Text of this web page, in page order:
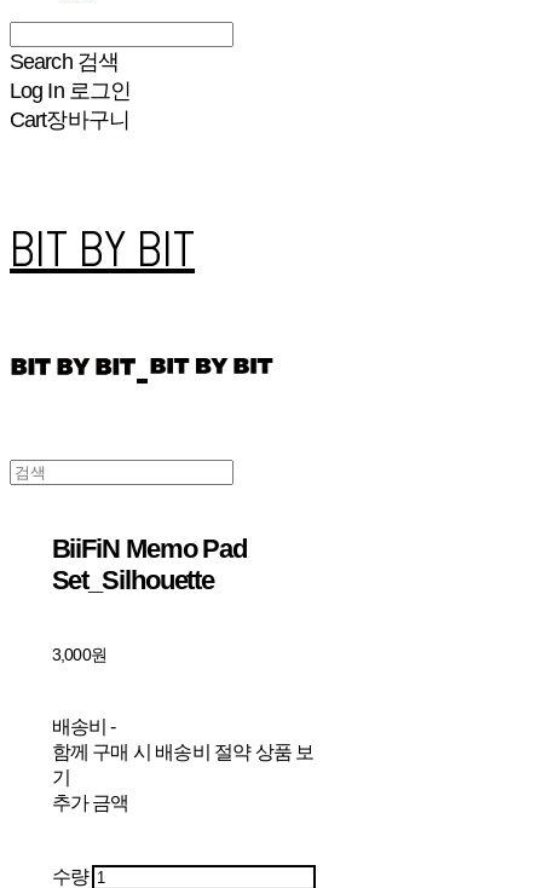
Search 검색
Log In 로그인
Cart장바구니
BIT BY BIT
BiiFiN Memo Pad
Set_Silhouette
3,000원
배송비-
함께 구매 시 배송비 절약 상품 보
기
추가 금액
수량